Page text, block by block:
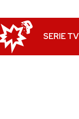
SERIE TV